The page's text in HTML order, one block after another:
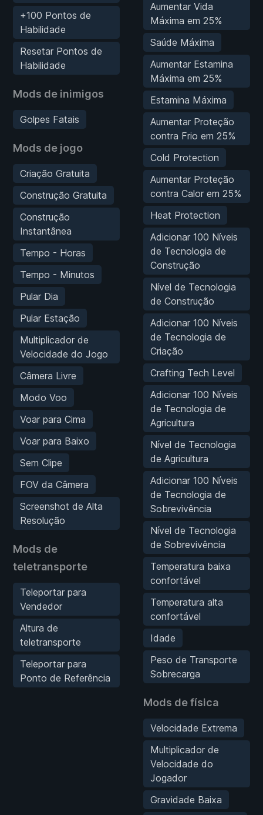
+100 Pontos de
Habilidade
Resetar Pontos de
Habilidade
Mods de inimigos
Golpes Fatais
Mods de jogo
Criação Gratuita
Construção Gratuita
Construção
Instantânea
Tempo - Horas
Tempo - Minutos
Pular Dia
Pular Estação
Multiplicador de
Velocidade do Jogo
Câmera Livre
Modo Voo
Voar para Cima
Voar para Baixo
Sem Clipe
FOV da Câmera
Screenshot de Alta
Resolução
Mods de
teletransporte
Teleportar para
Vendedor
Altura de
teletransporte
Teleportar para
Ponto de Referência
Aumentar Vida
Máxima em 25%
Saúde Máxima
Aumentar Estamina
Máxima em 25%
Estamina Máxima
Aumentar Proteção
contra Frio em 25%
Cold Protection
Aumentar Proteção
contra Calor em 25%
Heat Protection
Adicionar 100 Níveis
de Tecnologia de
Construção
Nível de Tecnologia
de Construção
Adicionar 100 Níveis
de Tecnologia de
Criação
Crafting Tech Level
Adicionar 100 Níveis
de Tecnologia de
Agricultura
Nível de Tecnologia
de Agricultura
Adicionar 100 Níveis
de Tecnologia de
Sobrevivência
Nível de Tecnologia
de Sobrevivência
Temperatura baixa
confortável
Temperatura alta
confortável
Idade
Peso de Transporte
Sobrecarga
Mods de física
Velocidade Extrema
Multiplicador de
Velocidade do
Jogador
Gravidade Baixa